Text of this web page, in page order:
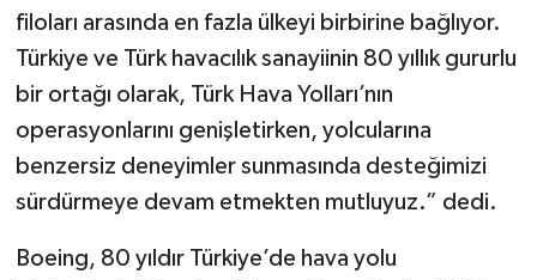
filoları arasında en fazla ülkeyi birbirine bağlıyor.
Türkiye ve Türk havacılık sanayiinin 80 yıllık gururlu
bir ortağı olarak, Türk Hava Yolları’nın
operasyonlarını genişletirken, yolcularına
benzersiz deneyimler sunmasında desteğimizi
sürdürmeye devam etmekten mutluyuz.” dedi.
Boeing, 80 yıldır Türkiye’de hava yolu